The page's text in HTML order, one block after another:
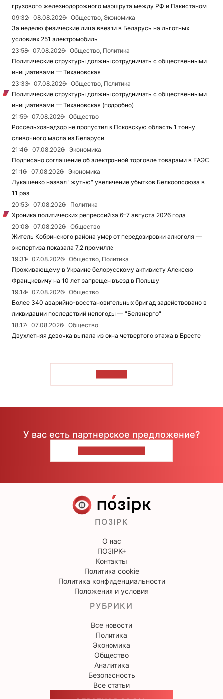
грузового железнодорожного маршрута между РФ и Пакистаном
09:32
08.08.2026
Общество, Экономика
За неделю физические лица ввезли в Беларусь на льготных
условиях 251 электромобиль
23:58
07.08.2026
Общество, Политика
Политические структуры должны сотрудничать с общественными
инициативами — Тихановская
23:33
07.08.2026
Общество, Политика
Политические структуры должны сотрудничать с общественными
инициативами — Тихановская (подробно)
21:59
07.08.2026
Общество
Россельхознадзор не пропустил в Псковскую область 1 тонну
сливочного масла из Беларуси
21:46
07.08.2026
Экономика
Подписано соглашение об электронной торговле товарами в ЕАЭС
21:16
07.08.2026
Экономика
Лукашенко назвал "жутью" увеличение убытков Белкоопсоюза в
11 раз
20:53
07.08.2026
Политика
Хроника политических репрессий за 6–7 августа 2026 года
20:08
07.08.2026
Общество
Житель Кобринского района умер от передозировки алкоголя —
экспертиза показала 7,2 промилле
19:31
07.08.2026
Общество, Политика
Проживающему в Украине белорусскому активисту Алексею
Францкевичу на 10 лет запрещен въезд в Польшу
19:14
07.08.2026
Общество
Более 340 аварийно-восстановительных бригад задействовано в
ликвидации последствий непогоды — "Белэнерго"
18:17
07.08.2026
Общество
Двухлетняя девочка выпала из окна четвертого этажа в Бресте
У вас есть партнерское предложение?
ПОЗІРК
О нас
ПОЗІРК+
Контакты
Политика cookie
Политика конфиденциальности
Положения и условия
РУБРИКИ
Все новости
Политика
Экономика
Общество
Аналитика
Безопасность
Все статьи